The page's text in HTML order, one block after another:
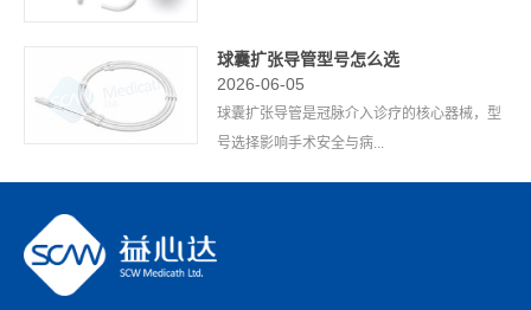
球囊扩张导管型号怎么选
2026-06-05
球囊扩张导管是冠脉介入诊疗的核心器械，型
号选择影响手术安全与病...